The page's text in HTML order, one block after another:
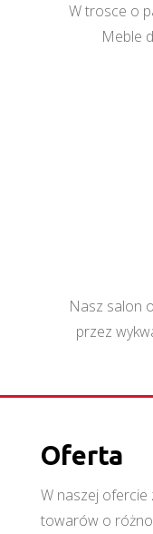
W trosce o
Meble
Nasz salon
przez
Oferta
W naszej ofercie
towarów o